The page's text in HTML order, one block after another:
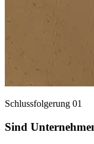
Schlussfolgerung 01
Sind